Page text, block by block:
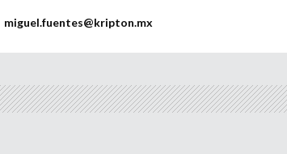
miguel.fuentes@kripton.mx